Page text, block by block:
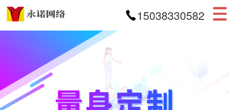
15038330582
首页
APP开发